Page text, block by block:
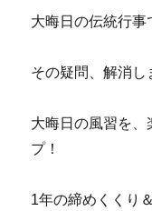
大晦日の伝統行事
その疑問、解消し
大晦日の風習を、
プ！
1年の締めくくり